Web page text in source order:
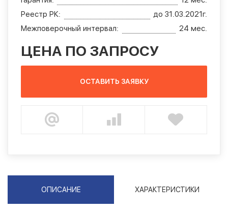
Реестр РК:
до 31.03.2021г.
Межповерочный интервал:
24 мес.
ЦЕНА ПО ЗАПРОСУ
ОСТАВИТЬ ЗАЯВКУ
ОПИСАНИЕ ХАРАКТЕРИСТИКИ